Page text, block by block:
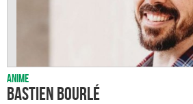
Anime
Bastien Bourlé